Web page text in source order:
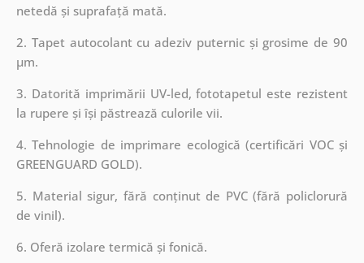
netedă și suprafață mată.
2. Tapet autocolant cu adeziv puternic și grosime de 90
µm.
3. Datorită imprimării UV-led, fototapetul este rezistent
la rupere și își păstrează culorile vii.
4. Tehnologie de imprimare ecologică (certificări VOC și
GREENGUARD GOLD).
5. Material sigur, fără conținut de PVC (fără policlorură
de vinil).
6. Oferă izolare termică și fonică.